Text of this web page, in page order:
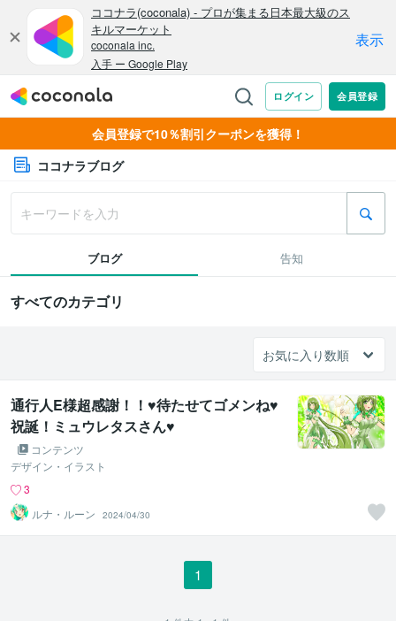
会員登録で10％割引クーポンを獲得！
ココナラブログ
ブログ 告知
すべてのカテゴリ
通行人E様超感謝！！♥待たせてゴメンね♥
祝誕！ミュウレタスさん♥
コンテンツ
デザイン・イラスト
3
ルナ・ルーン
2024/04/30
1